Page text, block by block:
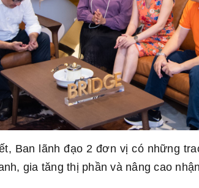
Ban lãnh đạo 2 đơn vị có những
gia tăng thị phần và nâng cao